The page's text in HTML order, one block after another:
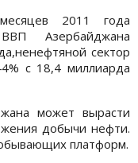
2011 года
Азербайджана
сектор
с 18,4 миллиарда
может вырасти
добычи нефти.
платформ.